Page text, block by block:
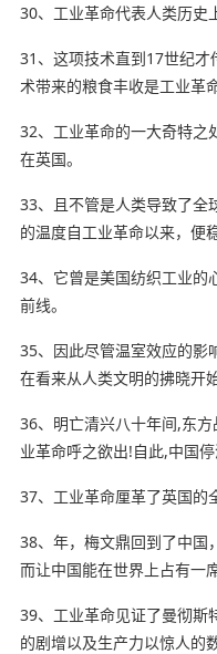
30、工业革命代表人类历史
31、这项技术直到17世纪
术带来的粮食丰收是工业革
32、工业革命的一大奇特之
在英国。
33、且不管是人类导致了全
的温度自工业革命以来，便
34、它曾是美国纺织工业的
前线。
35、因此尽管温室效应的影
在看来从人类文明的拂晓开
36、明亡清兴八十年间,东
业革命呼之欲出!自此,中国
37、工业革命厘革了英国的
38、年，梅文鼎回到了中国
而让中国能在世界上占有一
39、工业革命见证了曼彻斯
的剧增以及生产力以惊人的